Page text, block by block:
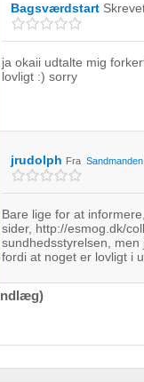
Bagsværdstart
ja okaii udtalte mig
lovligt :) sorry
jrudolph Fra Sandmanden
Bare lige for at
sider, http://esmog.dk/
sundhedsstyrelsen,
fordi at noget er lovligt i
oplysninger